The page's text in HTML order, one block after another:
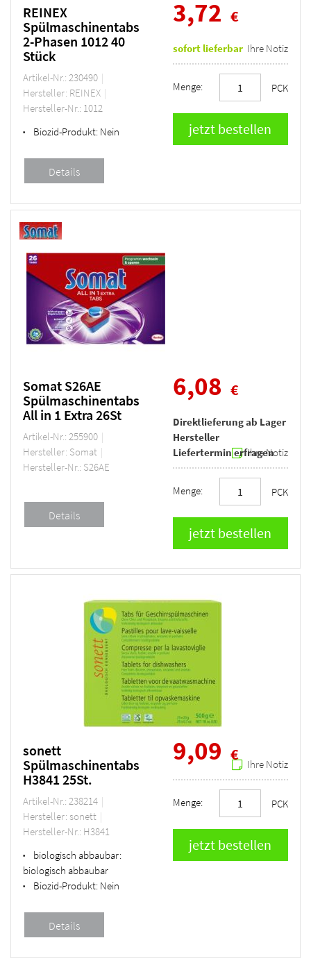
REINEX
Spülmaschinentabs
2-Phasen 1012 40
Stück
Artikel-Nr.: 230490
Hersteller: REINEX
Hersteller-Nr.: 1012
• Biozid-Produkt: Nein
3,72 €
sofort lieferbar Ihre Notiz
Menge: PCK
Somat S26AE
Spülmaschinentabs
All in 1 Extra 26St
Artikel-Nr.: 255900
Hersteller: Somat
Hersteller-Nr.: S26AE
6,08 €
Direktlieferung ab Lager
Hersteller
Liefertermin erfragen
Ihre Notiz
Menge: PCK
sonett
Spülmaschinentabs
H3841 25St.
Artikel-Nr.: 238214
Hersteller: sonett
Hersteller-Nr.: H3841
•
biologisch abbaubar:
biologisch abbaubar
• Biozid-Produkt: Nein
9,09 €
Ihre Notiz
Menge: PCK